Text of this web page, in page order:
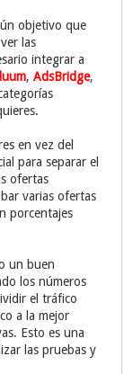
objetivo que
las
integrar a
,AdsBridge,
en vez del
para separar el
ofertas
varias ofertas
porcentajes
un buen
los números
el tráfico
a la mejor
Esto es una
las pruebas y